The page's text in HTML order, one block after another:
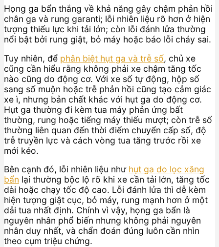
Họng ga bẩn thắng về khả năng gây chậm phản hồi
chân ga và rung garanti; lỗi nhiên liệu rõ hơn ở hiện
tượng thiếu lực khi tải lớn; còn lỗi đánh lửa thường
nổi bật bởi rung giật, bỏ máy hoặc báo lỗi cháy sai.
Tuy nhiên, để phân biệt hụt ga và trễ số, chủ xe
cũng cần hiểu rằng không phải xe chậm tăng tốc
nào cũng do động cơ. Với xe số tự động, hộp số
sang số muộn hoặc trễ phản hồi cũng tạo cảm giác
xe ì, nhưng bản chất khác với hụt ga do động cơ.
Hụt ga thường đi kèm tua máy phản ứng bất
thường, rung hoặc tiếng máy thiếu mượt; còn trễ số
thường liên quan đến thời điểm chuyển cấp số, độ
trễ truyền lực và cách vòng tua tăng trước rồi xe
mới kéo.
Bên cạnh đó, lỗi nhiên liệu như hụt ga do lọc xăng
bẩn lại thường bộc lộ rõ khi xe cần tải lớn, tăng tốc
dài hoặc chạy tốc độ cao. Lỗi đánh lửa thì dễ kèm
hiện tượng giật cục, bỏ máy, rung mạnh hơn ở một
dải tua nhất định. Chính vì vậy, họng ga bẩn là
nguyên nhân phổ biến nhưng không phải nguyên
nhân duy nhất, và chẩn đoán đúng luôn cần nhìn
theo cụm triệu chứng.